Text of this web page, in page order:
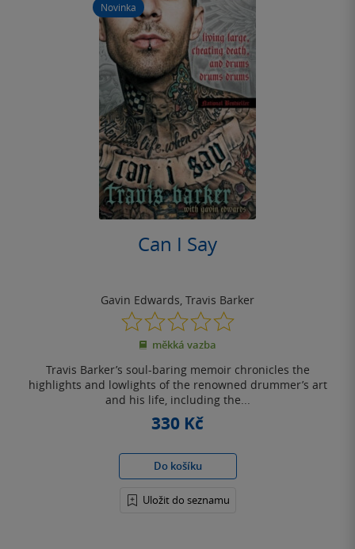
Novinka
Can I Say
Gavin Edwards, Travis Barker
0.0
z
5
měkká vazba
Travis Barker’s soul-baring memoir chronicles the
highlights and lowlights of the renowned drummer’s art
and his life, including the...
330 Kč
Do košíku
Uložit do seznamu